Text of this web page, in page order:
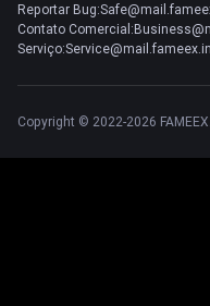
Reportar
Contato
Copyright © 2022-2026